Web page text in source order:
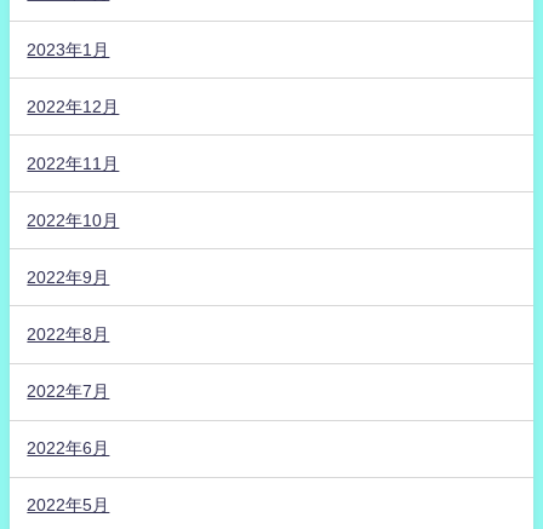
2023年1月
2022年12月
2022年11月
2022年10月
2022年9月
2022年8月
2022年7月
2022年6月
2022年5月